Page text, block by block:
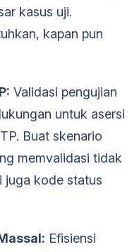
kasus uji.
kapan pun
Validasi pengujian
untuk asersi
Buat skenario
memvalidasi tidak
juga kode status
Efisiensi